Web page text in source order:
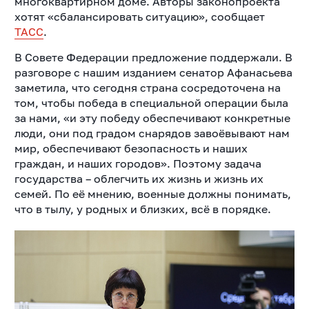
хотят «сбалансировать ситуацию», сообщает
ТАСС.
В Совете Федерации предложение поддержали. В
разговоре с нашим изданием сенатор Афанасьева
заметила, что сегодня страна сосредоточена на
том, чтобы победа в специальной операции была
за нами, «и эту победу обеспечивают конкретные
люди, они под градом снарядов завоёвывают нам
мир, обеспечивают безопасность и наших
граждан, и наших городов». Поэтому задача
государства – облегчить их жизнь и жизнь их
семей. По её мнению, военные должны понимать,
что в тылу, у родных и близких, всё в порядке.